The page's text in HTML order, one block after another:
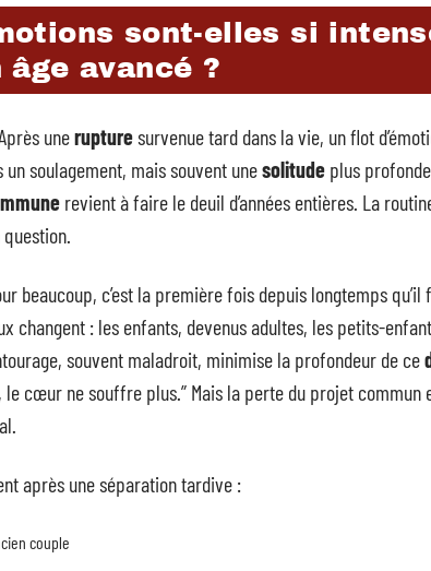
sont-elles si
avancé ?
unerupturesurvenue tard dans la vie, un flot
soulagement, mais souvent unesolitude plus
revient à faire le deuil d’années entières. La
beaucoup, c’est la première fois depuis longtemps
changent : les enfants, devenus adultes, les petits-
souvent maladroit, minimise la profondeur de ce
le cœur ne souffre plus.” Mais la perte du projet commun
après une séparation tardive :
couple